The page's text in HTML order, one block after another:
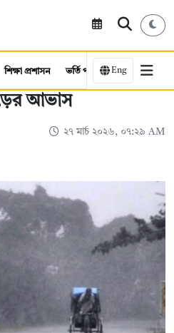
শিক্ষা প্রশাসন ভর্তি পরীক্ষা কর্মসংস্থান
Eng
আভাস
২৭ মার্চ ২০২৬, ০৭:২৯ AM